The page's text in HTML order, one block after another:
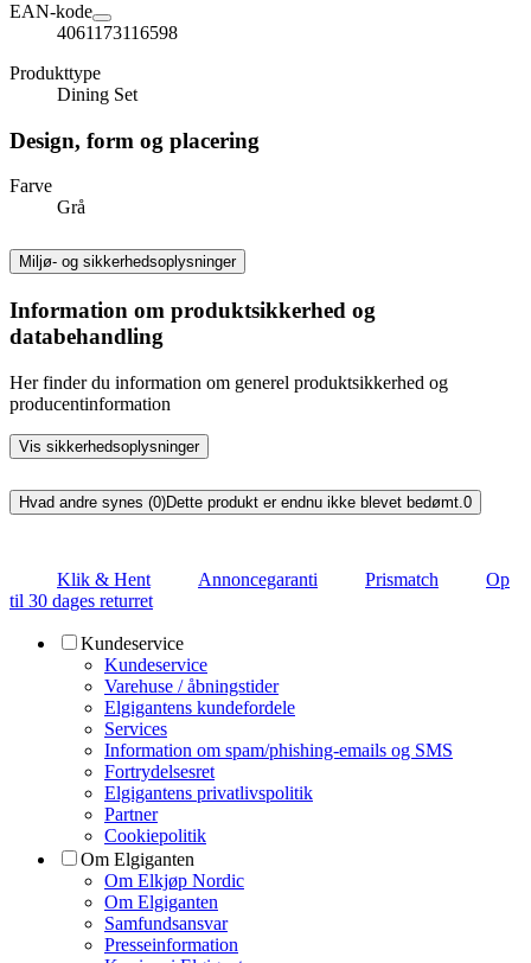
EAN-kode
4061173116598
Produkttype
Dining Set
Design, form og placering
Farve
Grå
Miljø- og sikkerhedsoplysninger
Information om produktsikkerhed og
databehandling
Her finder du information om generel produktsikkerhed og
producentinformation
Vis sikkerhedsoplysninger
Hvad andre synes (0)Dette produkt er endnu ikke blevet bedømt. 0
Klik & Hent Annoncegaranti Prismatch
Op
til 30 dages returret
Kundeservice
Kundeservice
Varehuse / åbningstider
Elgigantens kundefordele
Services
Information om spam/phishing-emails og SMS
Fortrydelsesret
Elgigantens privatlivspolitik
Partner
Cookiepolitik
Om Elgiganten
Om Elkjøp Nordic
Om Elgiganten
Samfundsansvar
Presseinformation